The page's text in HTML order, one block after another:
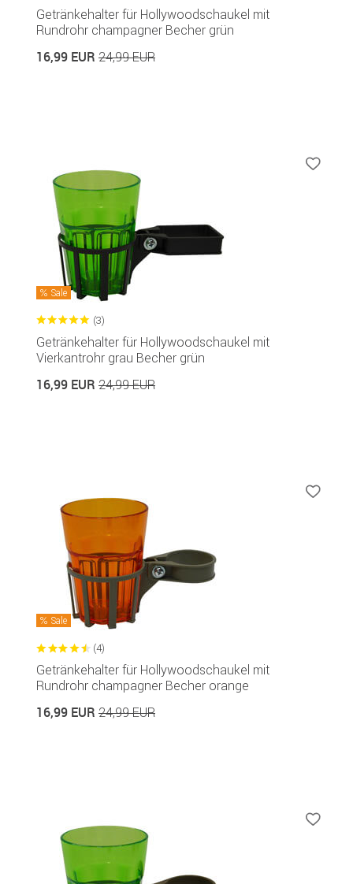
Getränkehalter für Hollywoodschaukel mit
Rundrohr champagner Becher grün
16,99 EUR 24,99 EUR
Sale
(3)
Getränkehalter für Hollywoodschaukel mit
Vierkantrohr grau Becher grün
16,99 EUR 24,99 EUR
Sale
(4)
Getränkehalter für Hollywoodschaukel mit
Rundrohr champagner Becher orange
16,99 EUR 24,99 EUR